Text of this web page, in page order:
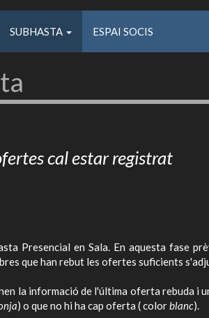
SUBHASTA ESPAI SOCIS
cal estar registrat
Presencial en Sala. En aquesta fase
que han rebut les ofertes suficients
la informació de l'última oferta rebuda i
) o que no hi ha cap oferta ( color blanc).